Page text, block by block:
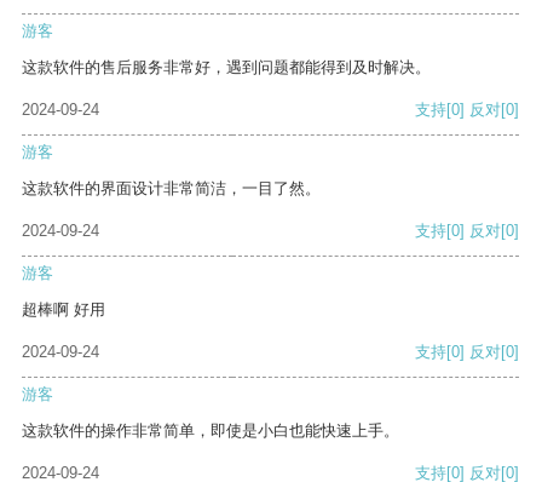
游客
这款软件的售后服务非常好，遇到问题都能得到及时解决。
2024-09-24 支持[0] 反对[0]
游客
这款软件的界面设计非常简洁，一目了然。
2024-09-24 支持[0] 反对[0]
游客
超棒啊 好用
2024-09-24 支持[0] 反对[0]
游客
这款软件的操作非常简单，即使是小白也能快速上手。
2024-09-24 支持[0] 反对[0]